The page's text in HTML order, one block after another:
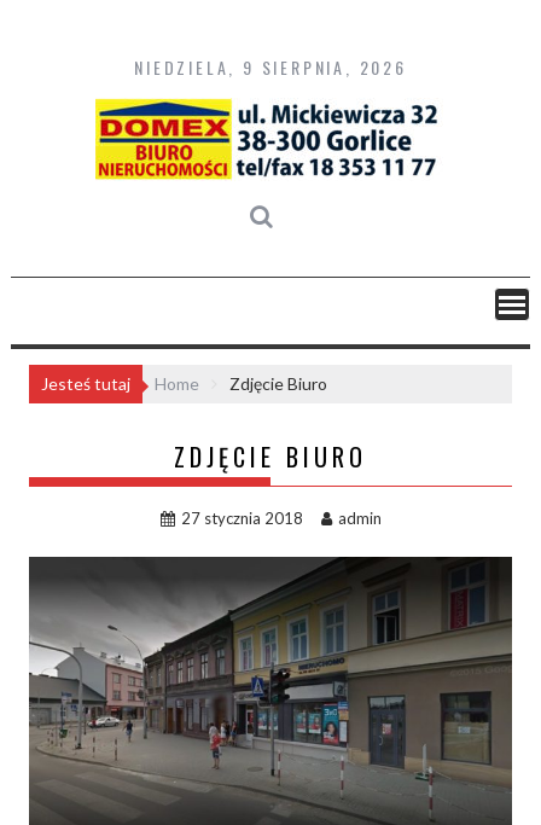
content
NIEDZIELA, 9 SIERPNIA, 2026
Jesteś tutaj Home Zdjęcie Biuro
ZDJĘCIE BIURO
27 stycznia 2018 admin